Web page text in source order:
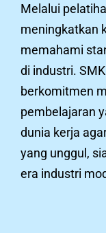
Melalui
meningkatkan
memahami
di industri.
berkomitmen
pembelajaran
dunia kerja
yang unggul,
era industri